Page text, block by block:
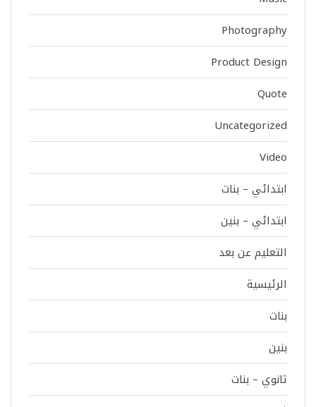
Photography
Product Design
Quote
Uncategorized
Video
ابتدائي – بنات
ابتدائي – بنين
التعليم عن بعد
الرئيسية
بنات
بنين
ثانوي – بنات